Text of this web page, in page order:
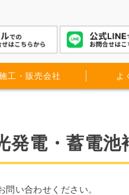
工・販売会社 よ
発電・蓄電池
い合わせください。